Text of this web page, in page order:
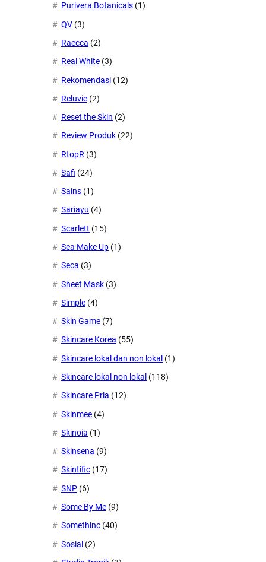
Purivera Botanicals (1)
QV (3)
Raecca (2)
Real White (3)
Rekomendasi (12)
Reluvie (2)
Reset the Skin (2)
Review Produk (22)
RtopR (3)
Safi (24)
Sains (1)
Sariayu (4)
Scarlett (15)
Sea Make Up (1)
Seca (3)
Sheet Mask (3)
Simple (4)
Skin Game (7)
Skincare Korea (55)
Skincare lokal dan non lokal (1)
Skincare lokal non lokal (118)
Skincare Pria (12)
Skinmee (4)
Skinoia (1)
Skinsena (9)
Skintific (17)
SNP (6)
Some By Me (9)
Somethinc (40)
Sosial (2)